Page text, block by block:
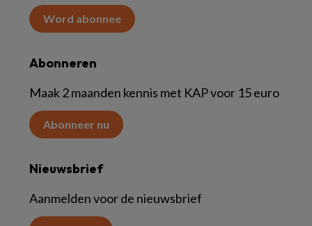
Word abonnee
Abonneren
Maak 2 maanden kennis met KAP voor 15 euro
Abonneer nu
Nieuwsbrief
Aanmelden voor de nieuwsbrief